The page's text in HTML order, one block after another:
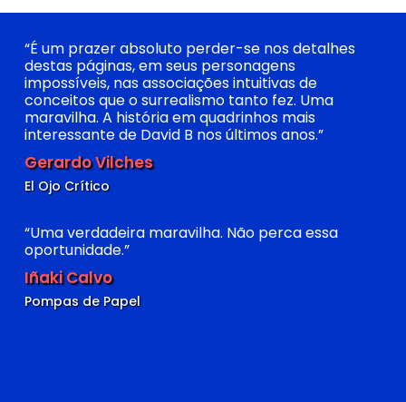
“É um prazer absoluto perder-se nos detalhes
destas páginas, em seus personagens
impossíveis, nas associações intuitivas de
conceitos que o surrealismo tanto fez. Uma
maravilha. A história em quadrinhos mais
interessante de David B nos últimos anos.”
Gerardo Vilches
El Ojo Crítico
“Uma verdadeira maravilha. Não perca essa
oportunidade.”
Iñaki Calvo
Pompas de Papel